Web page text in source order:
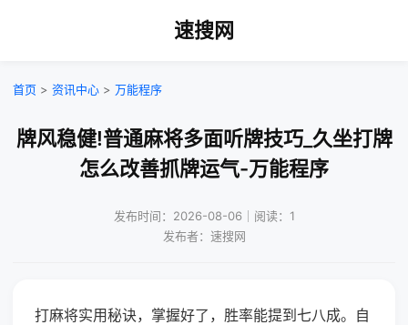
速搜网
首页 > 资讯中心 > 万能程序
牌风稳健!普通麻将多面听牌技巧_久坐打牌
怎么改善抓牌运气-万能程序
发布时间：2026-08-06｜阅读：1
发布者：速搜网
打麻将实用秘诀，掌握好了，胜率能提到七八成。自